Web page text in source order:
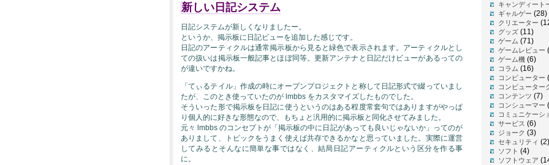
新しい日記システム
日記システムが新しくなりましたー。
というか、掲示板に日記ビューを追加した感じです。
日記のアーティクルは通常掲示板から見ると緑色で表示されます。アーティクルとし
ての扱いは掲示板一般記事とほぼ同等。更新アンテナと日記だけビューがあるっての
が違いですかね。
「てぃるテイル」作成の時にオープンプロジェクトと称して日記形式で綴っていまし
たが、このとき使っていたのが lmbbs をカスタマイズしたものでした。
そういった形で掲示板を日記に使うというのはある程度常套句ではありますがやっぱ
り個人的に好きな形態なので、もちょと汎用的に掲示板と同化させてみました。
元々 lmbbs のコンセプトが「掲示板の中に日記があっても良いじゃないか」ってのが
ありまして、トピックをうまく使えば共存できるかなと思っていました。実際に運営
してみるとそんなに簡単な事ではなく、結局日記アーティクルという区分を作る事
に。
キャンディート
ギャルゲー (28)
クリエーター
グッズ (11)
ゲーム (71)
ゲームレビュー
ゲーム機 (6)
コラム (16)
コンピューター
コンピューター
コンテンツ (7)
コンシューマー
コミュニケーシ
サービス (6)
ジョーク (3)
セキュリティ (2)
ソフト (4)
ソフトウェア